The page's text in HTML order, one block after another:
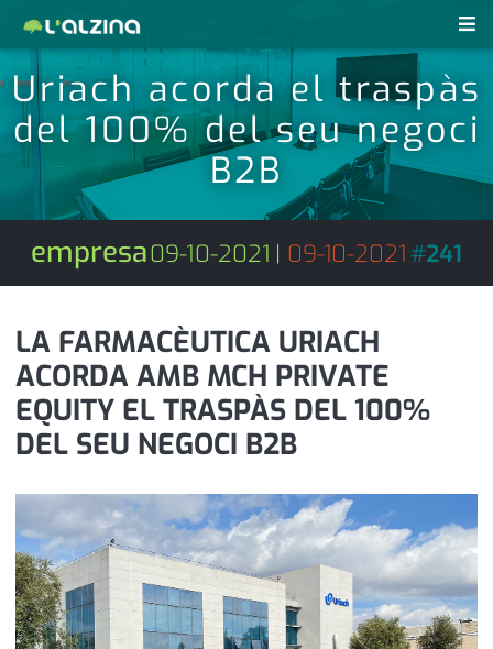
notícies
últimes notícies
activitats
agenda
empresa
entrevista
medi ambient
opinió
política
revistes pdf
anunciants
subscripció
contacte
farmàcies
calendari
Uriach acorda el traspàs
del 100% del seu negoci
B2B
empresa09-10-2021 | 09-10-2021#241
LA FARMACÈUTICA URIACH
ACORDA AMB MCH PRIVATE
EQUITY EL TRASPÀS DEL 100%
DEL SEU NEGOCI B2B